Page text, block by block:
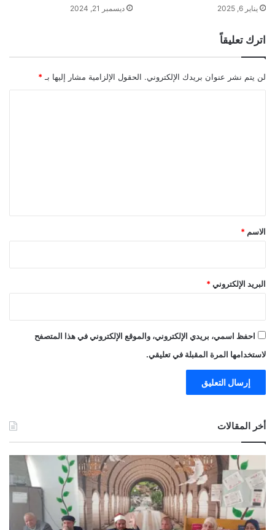
يناير 6, 2025 ديسمبر 21, 2024
اترك تعليقاً
لن يتم نشر عنوان بريدك الإلكتروني. الحقول الإلزامية مشار إليها بـ *
*
الاسم *
البريد الإلكتروني *
احفظ اسمي، بريدي الإلكتروني، والموقع الإلكتروني في هذا المتصفح
لاستخدامها المرة المقبلة في تعليقي.
أخر المقالات